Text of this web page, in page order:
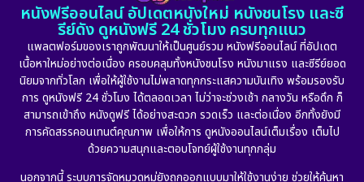
Detective สืบสวน (5)
Detective สืบสวน (56)
Disaster (10)
Disney+ (24)
1974
1971 1962
หนังฟรีออนไลน์ อัปเดตหนังใหม่ หนังชนโรง และซี
รีย์ดัง ดูหนังฟรี 24 ชั่วโมง ครบทุกแนว
แพลตฟอร์มของเราถูกพัฒนาให้เป็นศูนย์รวม หนังฟรีออนไลน์ ที่อัปเดต
เนื้อหาใหม่อย่างต่อเนื่อง ครอบคลุมทั้งหนังชนโรง หนังมาแรง และซีรีย์ยอด
นิยมจากทั่วโลก เพื่อให้ผู้ใช้งานไม่พลาดทุกกระแสความบันเทิง พร้อมรองรับ
การ ดูหนังฟรี 24 ชั่วโมง ได้ตลอดเวลา ไม่ว่าจะช่วงเช้า กลางวัน หรือดึก ก็
สามารถเข้าถึง หนังดูฟรี ได้อย่างสะดวก รวดเร็ว และต่อเนื่อง อีกทั้งยังมี
การคัดสรรคอนเทนต์คุณภาพ เพื่อให้การ ดูหนังออนไลน์เต็มเรื่อง เต็มไป
ด้วยความสนุกและตอบโจทย์ผู้ใช้งานทุกกลุ่ม
นอกจากนี้ ระบบการจัดหมวดหมู่ยังถูกออกแบบมาให้ใช้งานง่าย ช่วยให้ค้นหา